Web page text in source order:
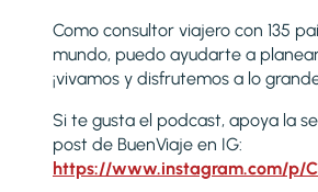
Como consultor viajero con 135
mundo, puedo ayudarte a
¡vivamos y disfrutemos a lo
Si te gusta el podcast, apoya la
post de BuenViaje en IG:
https://www.instagram.com/p/